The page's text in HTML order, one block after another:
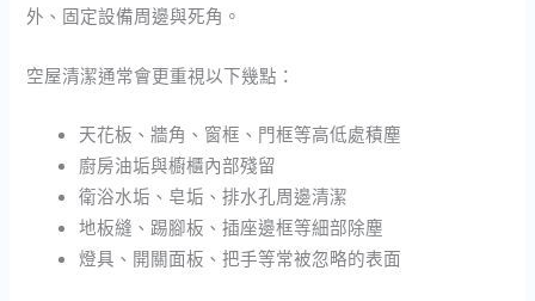
外、固定設備周邊與死角。
空屋清潔通常會更重視以下幾點：
天花板、牆角、窗框、門框等高低處積塵
廚房油垢與櫥櫃內部殘留
衛浴水垢、皂垢、排水孔周邊清潔
地板縫、踢腳板、插座邊框等細部除塵
燈具、開關面板、把手等常被忽略的表面